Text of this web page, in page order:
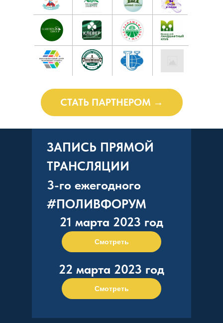
СТАТЬ ПАРТНЕРОМ →
ЗАПИСЬ ПРЯМОЙ
ТРАНСЛЯЦИИ
3-го ежегодного
#ПОЛИВФОРУМ
21 марта 2023 год
22 марта 2023 год
Смотреть
Смотреть